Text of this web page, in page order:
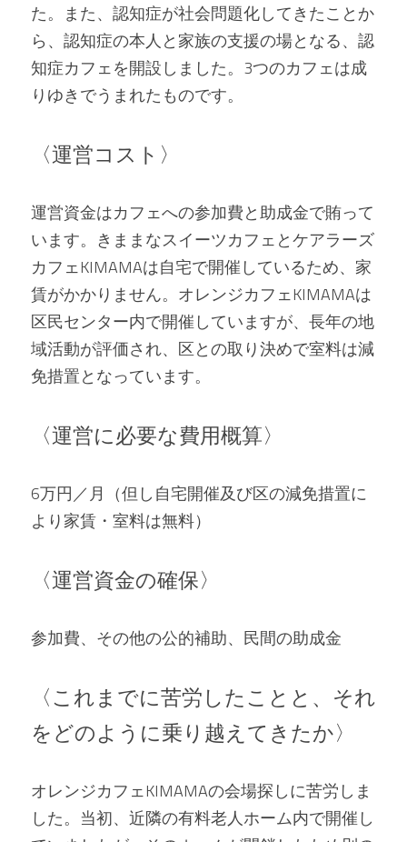
た。また、認知症が社会問題化してきたことか
ら、認知症の本人と家族の支援の場となる、認
知症カフェを開設しました。3つのカフェは成
りゆきでうまれたものです。
〈運営コスト〉
運営資金はカフェへの参加費と助成金で賄って
います。きままなスイーツカフェとケアラーズ
カフェKIMAMAは自宅で開催しているため、家
賃がかかりません。オレンジカフェKIMAMAは
区民センター内で開催していますが、長年の地
域活動が評価され、区との取り決めで室料は減
免措置となっています。
〈運営に必要な費用概算〉
6万円／月（但し自宅開催及び区の減免措置に
より家賃・室料は無料）
〈運営資金の確保〉
参加費、その他の公的補助、民間の助成金
〈これまでに苦労したことと、それ
をどのように乗り越えてきたか〉
オレンジカフェKIMAMAの会場探しに苦労しま
した。当初、近隣の有料老人ホーム内で開催し